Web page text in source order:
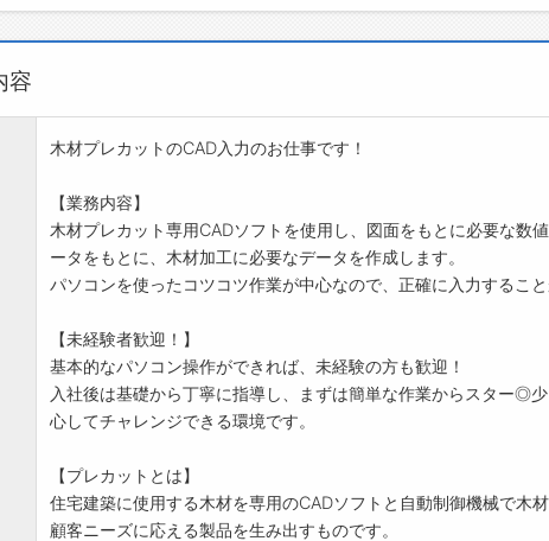
容
木材プレカットのCAD入力のお仕事です！
【業務内容】
木材プレカット専用CADソフトを使用し、図面をもとに必要な数
ータをもとに、木材加工に必要なデータを作成します。
パソコンを使ったコツコツ作業が中心なので、正確に入力するこ
【未経験者歓迎！】
基本的なパソコン操作ができれば、未経験の方も歓迎！
入社後は基礎から丁寧に指導し、まずは簡単な作業からスター◎
心してチャレンジできる環境です。
【プレカットとは】
住宅建築に使用する木材を専用のCADソフトと自動制御機械で木
顧客ニーズに応える製品を生み出すものです。